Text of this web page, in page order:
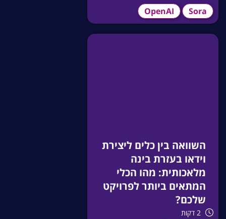
Sora
OpenAI
השוואה בין כלים ליצירת
וידאו בעזרת בינה
מלאכותית: מהו הכלי
המתאים ביותר לפרויקט
שלכם?
2 דקות